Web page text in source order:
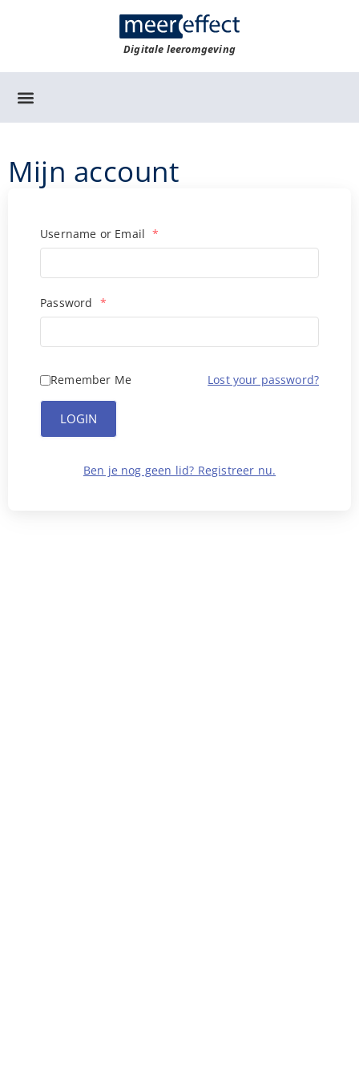
Digitale leeromgeving
Mijn account
Username or Email *
Password *
Remember Me Lost your password?
LOGIN
Ben je nog geen lid? Registreer nu.